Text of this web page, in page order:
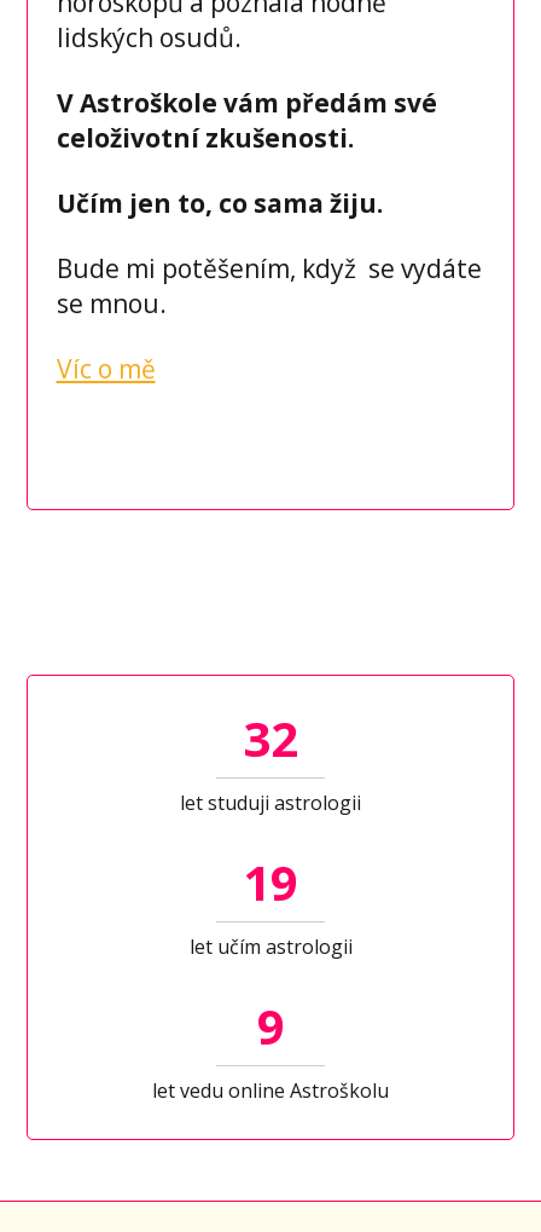
lidských osudů.
V Astroškole vám předám své
celoživotní zkušenosti.
Učím jen to, co sama žiju.
Bude mi potěšením, když se vydáte
se mnou.
Víc o mě
32
let studuji astrologii
19
let učím astrologii
9
let vedu online Astroškolu